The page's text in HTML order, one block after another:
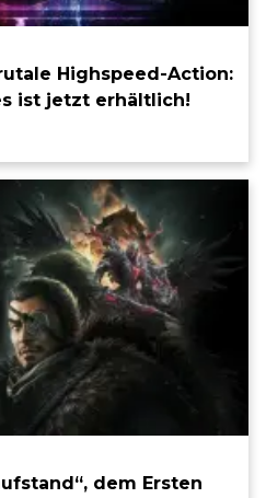
Highspeed-Action:
ist jetzt erhältlich!
dem Ersten